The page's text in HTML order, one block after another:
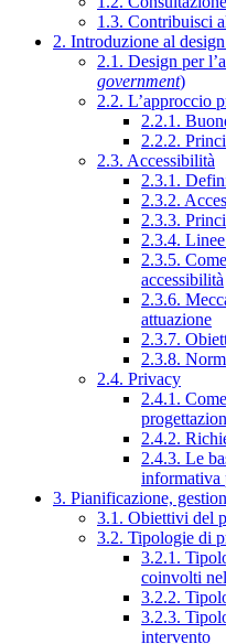
1.3. Contribuisci
2. Introduzione al
2.1. Design per
government)
2.2. L’approccio
2.2.1.
2.2.2.
2.3. Accessibilità
2.3.1.
2.3.2.
2.3.3.
2.3.4.
2.3.5.
accessibilità
2.3.6.
attuazione
2.3.7.
2.3.8.
2.4. Privacy
2.4.1.
2.4.2.
2.4.3. Le
informativa
3. Pianificazione,
3.1. Obiettivi del
3.2. Tipologie di
3.2.1.
coinvolti
3.2.2.
3.2.3.
intervento